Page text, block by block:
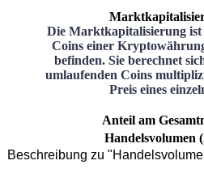
Die Marktkapitalisierung ist
Coins einer
befinden. Sie berechnet
umlaufenden Coins
Preis eines
Anteil am
Handelsvolumen
Beschreibung zu